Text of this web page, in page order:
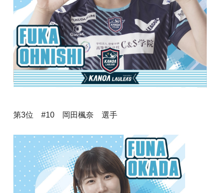
第3位 #10 岡田楓奈 選手